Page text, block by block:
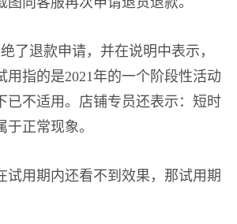
了退款申请，并在说明中表示，
用指的是2021年的一个阶段性活动
已不适用。店铺专员还表示：短时
正常现象。
试用期内还看不到效果，那试用期